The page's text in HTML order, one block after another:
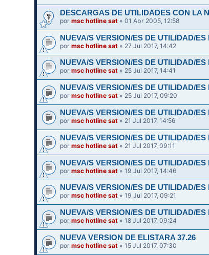
DESCARGAS DE UTILIDADES CON LA
pormsc hotline sat » 01 Abr 2005, 12:58
NUEVA/S VERSION/ES DE UTILIDAD/ES
pormsc hotline sat » 27 Jul 2017, 14:42
NUEVA/S VERSION/ES DE UTILIDAD/ES
pormsc hotline sat » 25 Jul 2017, 14:41
NUEVA/S VERSION/ES DE UTILIDAD/ES
pormsc hotline sat » 25 Jul 2017, 09:20
NUEVA/S VERSION/ES DE UTILIDAD/ES
pormsc hotline sat » 21 Jul 2017, 14:56
NUEVA/S VERSION/ES DE UTILIDAD/ES
pormsc hotline sat » 21 Jul 2017, 09:11
NUEVA/S VERSION/ES DE UTILIDAD/ES
pormsc hotline sat » 19 Jul 2017, 14:46
NUEVA/S VERSION/ES DE UTILIDAD/ES
pormsc hotline sat » 19 Jul 2017, 09:21
NUEVA/S VERSION/ES DE UTILIDAD/ES
pormsc hotline sat » 18 Jul 2017, 09:24
NUEVA VERSION DE ELISTARA 37.26
pormsc hotline sat » 15 Jul 2017, 07:30